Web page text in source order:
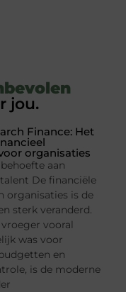
jou.
Finance: Het
organisaties
aan
De financiële
organisaties is de
sterk veranderd.
vooral
was voor
en
is de moderne